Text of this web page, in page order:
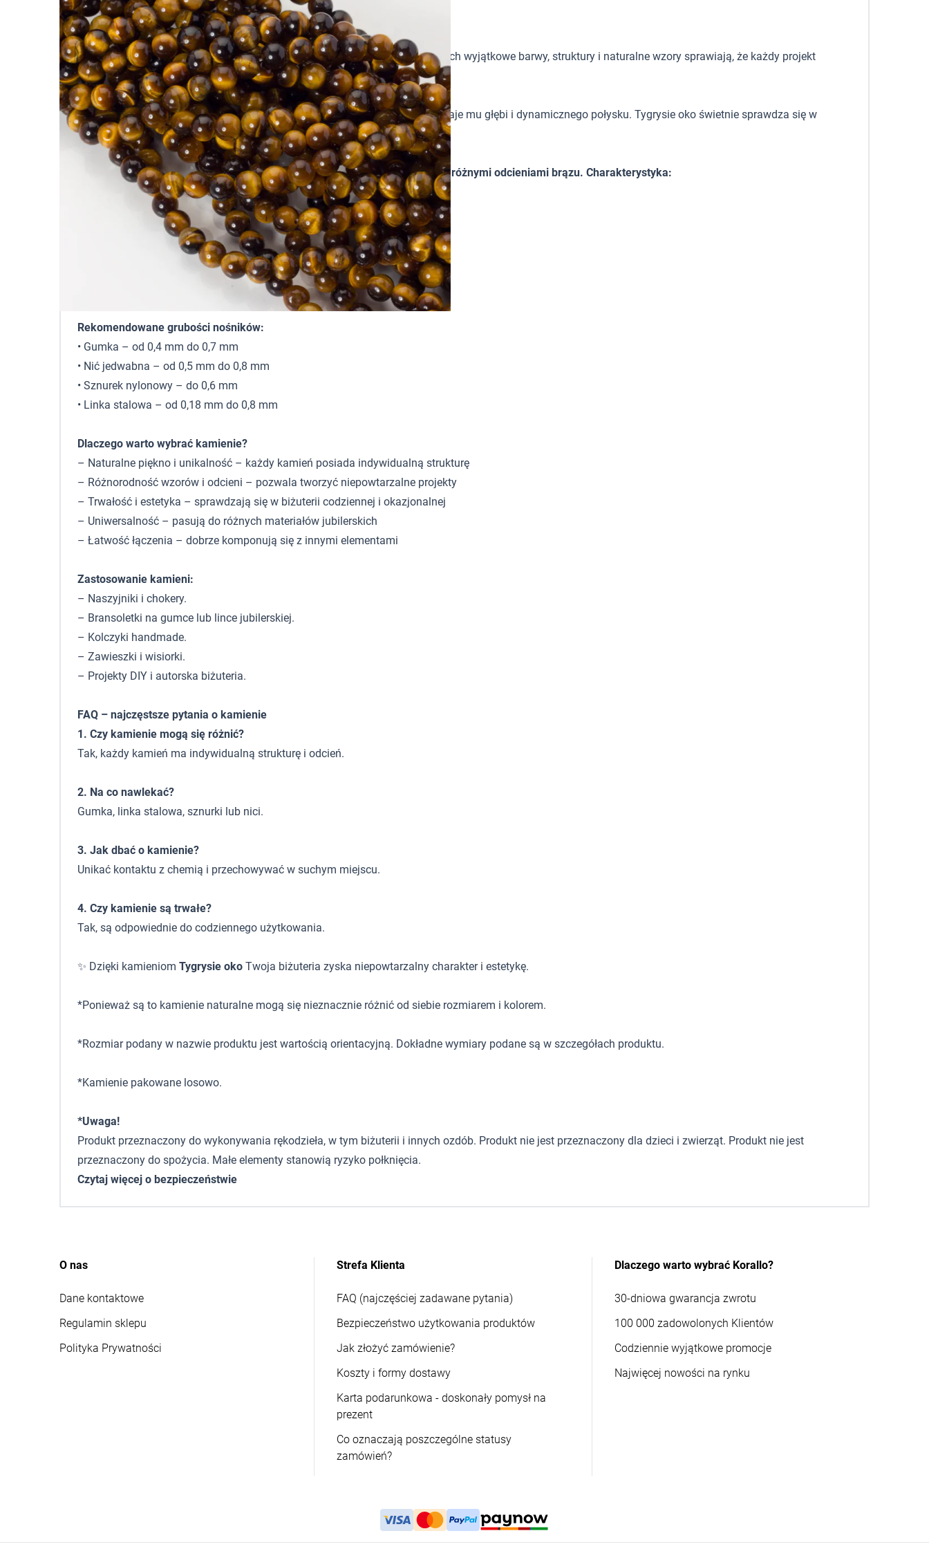
Tygrysie oko kulka gładka 6mm
Kamienie to jedne z najbardziej cenionych dodatków w biżuterii handmade. Ich wyjątkowe barwy, struktury i naturalne wzory sprawiają, że każdy projekt
nabiera indywidualnego charakteru.
Tygrysie oko wyróżnia się tym, że charakterystyczny efekt „kociego oka” nadaje mu głębi i dynamicznego połysku. Tygrysie oko świetnie sprawdza się w
bransoletkach, naszyjnikach i projektach o mocniejszym charakterze.
Kulki naturalnego tygrysiego oka bardzo dobrej jakości. Pięknie się mienią różnymi odcieniami brązu. Charakterystyka:
Tygrysie oko
gładka powierzchnia, efekt kociego oka
Rekomendowane grubości nośników:
• Gumka – od 0,4 mm do 0,7 mm
• Nić jedwabna – od 0,5 mm do 0,8 mm
• Sznurek nylonowy – do 0,6 mm
• Linka stalowa – od 0,18 mm do 0,8 mm
Dlaczego warto wybrać kamienie?
– Naturalne piękno i unikalność – każdy kamień posiada indywidualną strukturę
– Różnorodność wzorów i odcieni – pozwala tworzyć niepowtarzalne projekty
– Trwałość i estetyka – sprawdzają się w biżuterii codziennej i okazjonalnej
– Uniwersalność – pasują do różnych materiałów jubilerskich
– Łatwość łączenia – dobrze komponują się z innymi elementami
Zastosowanie kamieni:
– Naszyjniki i chokery.
– Bransoletki na gumce lub lince jubilerskiej.
– Kolczyki handmade.
– Zawieszki i wisiorki.
– Projekty DIY i autorska biżuteria.
FAQ – najczęstsze pytania o kamienie
1. Czy kamienie mogą się różnić?
Tak, każdy kamień ma indywidualną strukturę i odcień.
2. Na co nawlekać?
Gumka, linka stalowa, sznurki lub nici.
3. Jak dbać o kamienie?
Unikać kontaktu z chemią i przechowywać w suchym miejscu.
4. Czy kamienie są trwałe?
Tak, są odpowiednie do codziennego użytkowania.
✨ Dzięki kamieniom Tygrysie oko Twoja biżuteria zyska niepowtarzalny charakter i estetykę.
*Ponieważ są to kamienie naturalne mogą się nieznacznie różnić od siebie rozmiarem i kolorem.
*Rozmiar podany w nazwie produktu jest wartością orientacyjną. Dokładne wymiary podane są w szczegółach produktu.
*Kamienie pakowane losowo.
*Uwaga!
Produkt przeznaczony do wykonywania rękodzieła, w tym biżuterii i innych ozdób. Produkt nie jest przeznaczony dla dzieci i zwierząt. Produkt nie jest
przeznaczony do spożycia. Małe elementy stanowią ryzyko połknięcia.
Czytaj więcej o bezpieczeństwie
O nas
Dane kontaktowe
Regulamin sklepu
Polityka Prywatności
Strefa Klienta
FAQ (najczęściej zadawane pytania)
Bezpieczeństwo użytkowania produktów
Jak złożyć zamówienie?
Koszty i formy dostawy
Karta podarunkowa - doskonały pomysł na
prezent
Co oznaczają poszczególne statusy
zamówień?
Dlaczego warto wybrać Korallo?
30-dniowa gwarancja zwrotu
100 000 zadowolonych Klientów
Codziennie wyjątkowe promocje
Najwięcej nowości na rynku